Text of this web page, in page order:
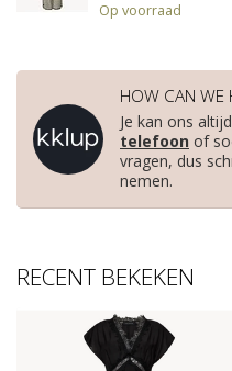
Op voorraad
HOW CAN WE
Je kan ons
telefoon of
vragen, dus
nemen.
RECENT BEKEKEN